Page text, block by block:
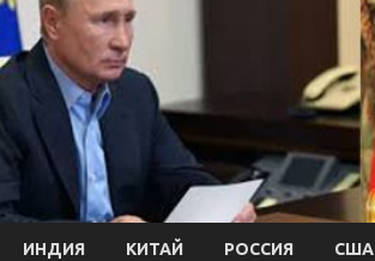
ИНДИЯ КИТАЙ РОССИЯ США